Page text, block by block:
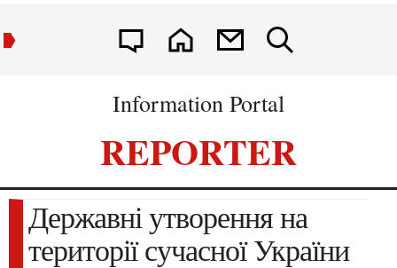
Information Portal
REPORTER
Державні утворення на
території сучасної України